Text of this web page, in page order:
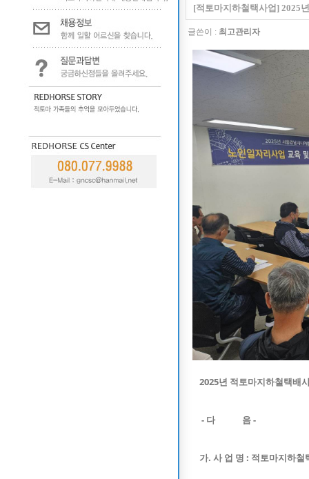
[적토마지하철택사업] 2025
글쓴이 : 최고관리자
2025년 적토마지하철택배
- 다 음 -
가. 사 업 명 : 적토마지하철